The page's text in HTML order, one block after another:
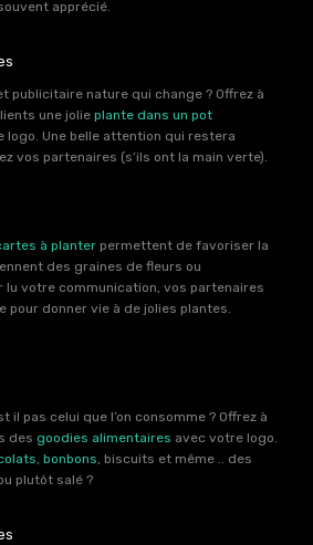
apprécié.
publicitaire nature qui change ? Offrez à
une jolie plante dans un pot
logo. Une belle attention qui restera
vos partenaires (s’ils ont la main verte).
à planter permettent de favoriser la
des graines de fleurs ou
lu votre communication, vos partenaires
pour donner vie à de jolies plantes.
il pas celui que l’on consomme ? Offrez à
des goodies alimentaires avec votre logo.
, bonbons, biscuits et même .. des
plutôt salé ?